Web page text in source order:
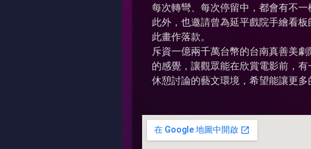
每次轉彎、每次停留中，都會有不一
此外，也邀請曾為延平戲院手繪看
此畫作落款。
斥資一億兩千萬台幣的台南真善美
的感覺，讓觀眾能在欣賞電影前，
休憩討論的藝文環境，希望能讓更